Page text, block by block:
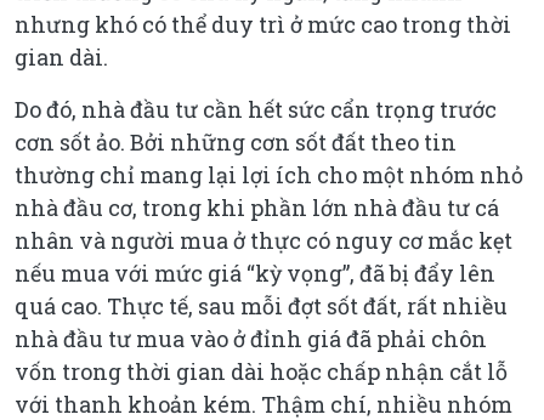
nhưng khó có thể duy trì ở mức cao trong thời
gian dài.
Do đó, nhà đầu tư cần hết sức cẩn trọng trước
cơn sốt ảo. Bởi những cơn sốt đất theo tin
thường chỉ mang lại lợi ích cho một nhóm nhỏ
nhà đầu cơ, trong khi phần lớn nhà đầu tư cá
nhân và người mua ở thực có nguy cơ mắc kẹt
nếu mua với mức giá “kỳ vọng”, đã bị đẩy lên
quá cao. Thực tế, sau mỗi đợt sốt đất, rất nhiều
nhà đầu tư mua vào ở đỉnh giá đã phải chôn
vốn trong thời gian dài hoặc chấp nhận cắt lỗ
với thanh khoản kém. Thậm chí, nhiều nhóm